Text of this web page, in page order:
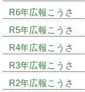
R6年広報こうさ
R5年広報こうさ
R4年広報こうさ
R3年広報こうさ
R2年広報こうさ